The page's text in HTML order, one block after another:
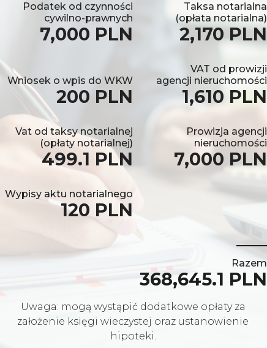
Podatek od czynności
cywilno-prawnych
7,000 PLN
Taksa notarialna
(opłata notarialna)
2,170 PLN
Wniosek o wpis do WKW
200 PLN
VAT od prowizji
agencji nieruchomości
1,610 PLN
Vat od taksy notarialnej
(opłaty notarialnej)
499.1 PLN
Prowizja agencji
nieruchomości
7,000 PLN
Wypisy aktu notarialnego
120 PLN
Razem
368,645.1 PLN
Uwaga: mogą wystąpić dodatkowe opłaty za
założenie księgi wieczystej oraz ustanowienie
hipoteki.